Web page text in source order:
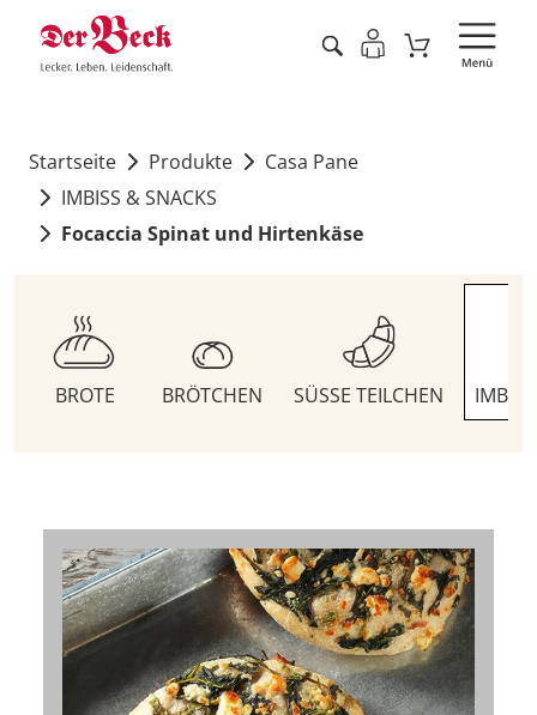
Startseite Produkte
Casa Pane
IMBISS & SNACKS
Focaccia Spinat und Hirtenkäse
BROTE BRÖTCHEN SÜSSE TEILCHEN